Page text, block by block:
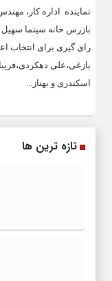
نماینده اداره کار،
بازرس خانه سینما
رای گیری برای انتخاب
بازغی،علی
اسکندری و بهناز...
تازه ترین ها